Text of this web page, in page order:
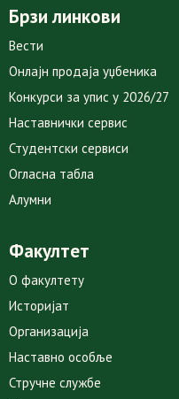
Брзи линкови
Вести
Онлајн продаја уџбеника
Конкурси за упис у 2026/27
Наставнички сервис
Студентски сервиси
Огласна табла
Алумни
Факултет
О факултету
Историјат
Организација
Наставно особље
Стручне службе